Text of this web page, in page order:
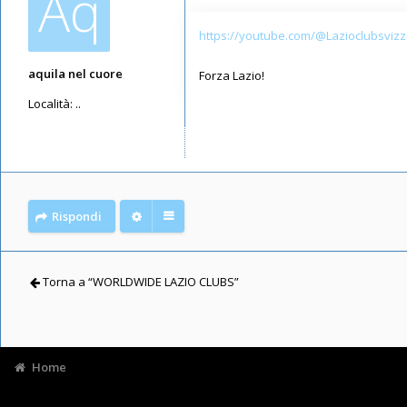
aquila nel cuore
Località: ..
https://youtube.com/
Forza Lazio!
Rispondi
Torna a “WORLDWIDE LAZIO CLUBS”
Home